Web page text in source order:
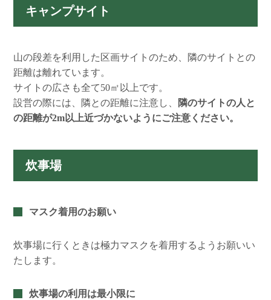
キャンプサイト
山の段差を利用した区画サイトのため、隣のサイトとの
距離は離れています。
サイトの広さも全て50㎡以上です。
設営の際には、隣との距離に注意し、 隣のサイトの人と
の距離が2m以上近づかないようにご注意ください。
炊事場
マスク着用のお願い
炊事場に行くときは極力マスクを着用するようお願いい
たします。
炊事場の利用は最小限に